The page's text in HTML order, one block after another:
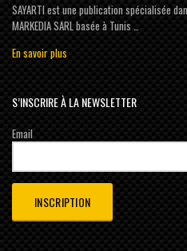
SAYARTI est une publication spécialisée
MARKEDIA SARL basée à Tunis …
En savoir plus
S’INSCRIRE À LA NEWSLETTER
Email